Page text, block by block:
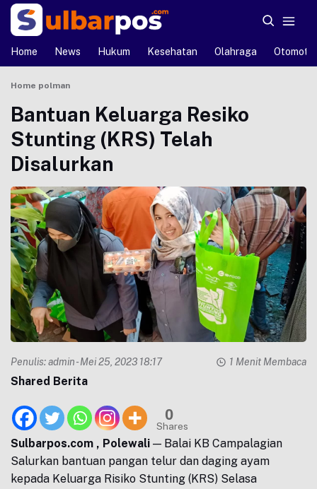
Home News Hukum Kesehatan Olahraga Otomotif
Home polman
Bantuan Keluarga Resiko
Stunting (KRS) Telah
Disalurkan
Penulis:admin- Mei 25, 2023 18:17 1 Menit Membaca
Shared Berita
0
Shares
Sulbarpos.com , Polewali — Balai KB Campalagian
Salurkan bantuan pangan telur dan daging ayam
kepada Keluarga Risiko Stunting (KRS) Selasa